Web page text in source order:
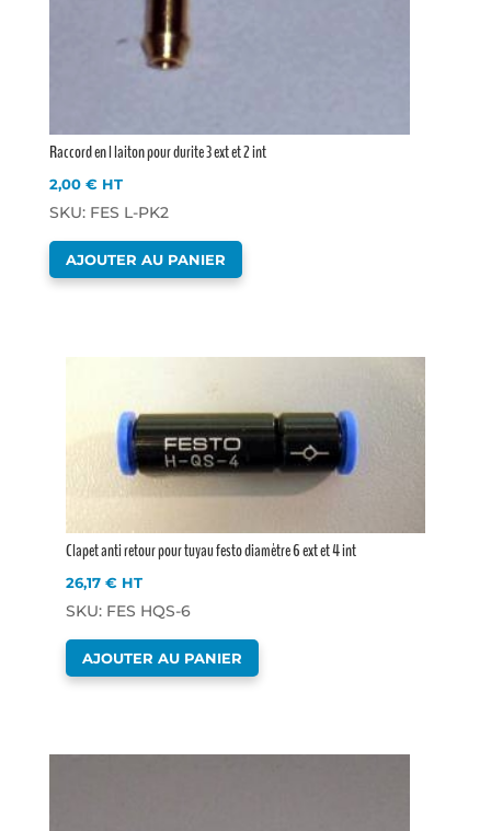
Raccord en l laiton pour durite 3 ext et 2 int
2,00€ HT
SKU: FES L-PK2
AJOUTER AU PANIER
Clapet anti retour pour tuyau festo diamètre 6 ext et 4 int
26,17 € HT
SKU: FES HQS-6
AJOUTER AU PANIER